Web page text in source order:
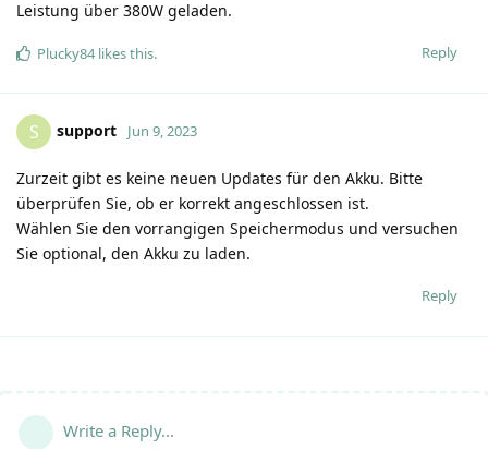
Leistung über 380W geladen.
Reply
Plucky84likes this.
S support Jun 9, 2023
Zurzeit gibt es keine neuen Updates für den Akku. Bitte
überprüfen Sie, ob er korrekt angeschlossen ist.
Wählen Sie den vorrangigen Speichermodus und versuchen
Sie optional, den Akku zu laden.
Reply
Write a Reply...